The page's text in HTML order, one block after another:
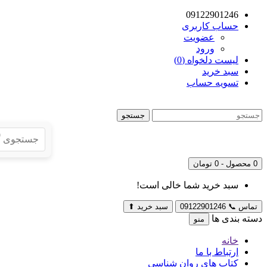
09122901246
حساب کاربری
عضویت
ورود
لیست دلخواه (0)
سبد خرید
تسویه حساب
جستجو
0 محصول - 0 تومان
سبد خرید شما خالی است!
تماس 📞
09122901246 سبد خرید ⬆
دسته بندی ها منو
خانه
ارتباط با ما
کتاب های روان شناسی